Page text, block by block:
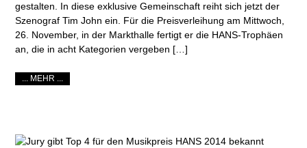
gestalten. In diese exklusive Gemeinschaft reiht sich jetzt der
Szenograf Tim John ein. Für die Preisverleihung am Mittwoch,
26. November, in der Markthalle fertigt er die HANS-Trophäen
an, die in acht Kategorien vergeben […]
... MEHR ...